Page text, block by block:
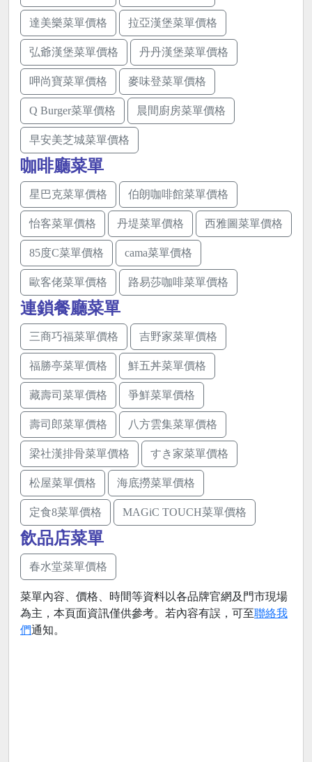
達美樂菜單價格 拉亞漢堡菜單價格
弘爺漢堡菜單價格 丹丹漢堡菜單價格
呷尚寶菜單價格 麥味登菜單價格
Q Burger菜單價格 晨間廚房菜單價格
早安美芝城菜單價格
咖啡廳菜單
星巴克菜單價格 伯朗咖啡館菜單價格
怡客菜單價格 丹堤菜單價格 西雅圖菜單價格
85度C菜單價格 cama菜單價格
歐客佬菜單價格 路易莎咖啡菜單價格
連鎖餐廳菜單
三商巧福菜單價格 吉野家菜單價格
福勝亭菜單價格 鮮五丼菜單價格
藏壽司菜單價格 爭鮮菜單價格
壽司郎菜單價格 八方雲集菜單價格
梁社漢排骨菜單價格 すき家菜單價格
松屋菜單價格 海底撈菜單價格
定食8菜單價格 MAGiC TOUCH菜單價格
飲品店菜單
春水堂菜單價格
菜單內容、價格、時間等資料以各品牌官網及門市現場
為主，本頁面資訊僅供參考。若內容有誤，可至聯絡我
們通知。